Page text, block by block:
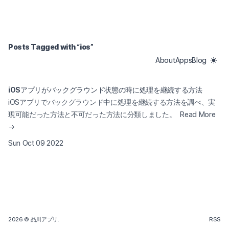
Posts Tagged with “ios”
AboutAppsBlog
iOSアプリがバックグラウンド状態の時に処理を継続する方法
iOSアプリでバックグラウンド中に処理を継続する方法を調べ、実
現可能だった方法と不可だった方法に分類しました。
Read More
→
Sun Oct 09 2022
2026 © 品川アプリ. RSS